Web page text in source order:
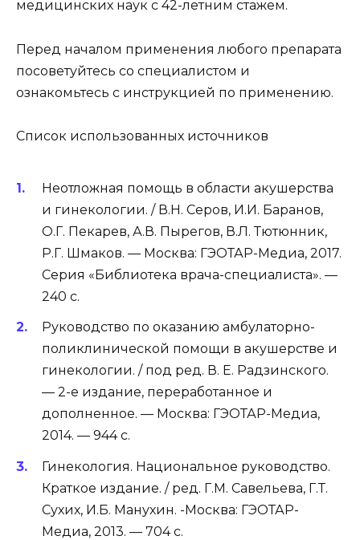
медицинских наук с 42-летним стажем.
Перед началом применения любого препарата
посоветуйтесь со специалистом и
ознакомьтесь с инструкцией по применению.
Список использованных источников
Неотложная помощь в области акушерства
и гинекологии. / В.Н. Серов, И.И. Баранов,
О.Г. Пекарев, А.В. Пырегов, В.Л. Тютюнник,
Р.Г. Шмаков. — Москва: ГЭОТАР-Медиа, 2017.
Серия «Библиотека врача-специалиста». —
240 с.
Руководство по оказанию амбулаторно-
поликлинической помощи в акушерстве и
гинекологии. / под ред. В. Е. Радзинского.
— 2-е издание, переработанное и
дополненное. — Москва: ГЭОТАР-Медиа,
2014. — 944 с.
Гинекология. Национальное руководство.
Краткое издание. / ред. Г.М. Савельева, Г.Т.
Сухих, И.Б. Манухин. -Москва: ГЭОТАР-
Медиа, 2013. — 704 с.